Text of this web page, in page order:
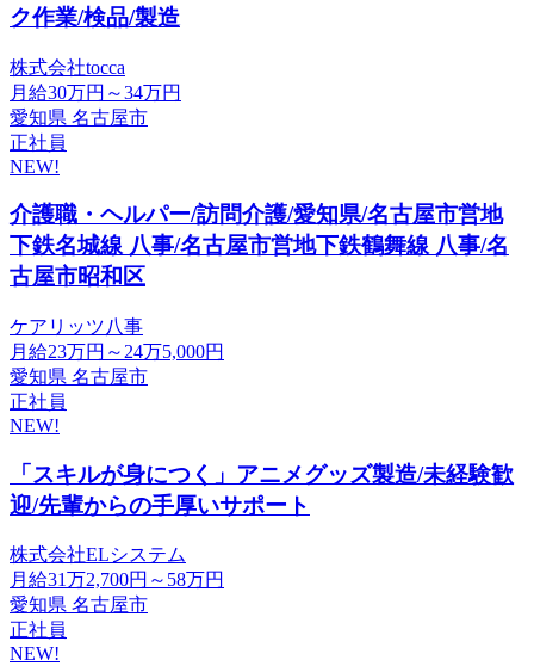
ク作業/検品/製造
株式会社tocca
月給30万円～34万円
愛知県 名古屋市
正社員
NEW!
介護職・ヘルパー/訪問介護/愛知県/名古屋市営地
下鉄名城線 八事/名古屋市営地下鉄鶴舞線 八事/名
古屋市昭和区
ケアリッツ八事
月給23万円～24万5,000円
愛知県 名古屋市
正社員
NEW!
「スキルが身につく」アニメグッズ製造/未経験歓
迎/先輩からの手厚いサポート
株式会社ELシステム
月給31万2,700円～58万円
愛知県 名古屋市
正社員
NEW!